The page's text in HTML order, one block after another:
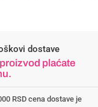
dostave
plaćate
RSD cena dostave je